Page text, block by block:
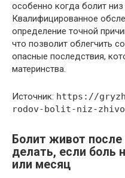
особенно когда болит
Квалифицированное
определение точной
что позволит облегчить
опасные последствия,
материнства.
Источник: https://
rodov-bolit-niz-
Болит живот
делать, если боль
или месяц